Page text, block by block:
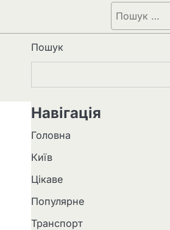
Пошук:
Пошук
Навігація
Головна
Київ
Цікаве
Популярне
Транспорт